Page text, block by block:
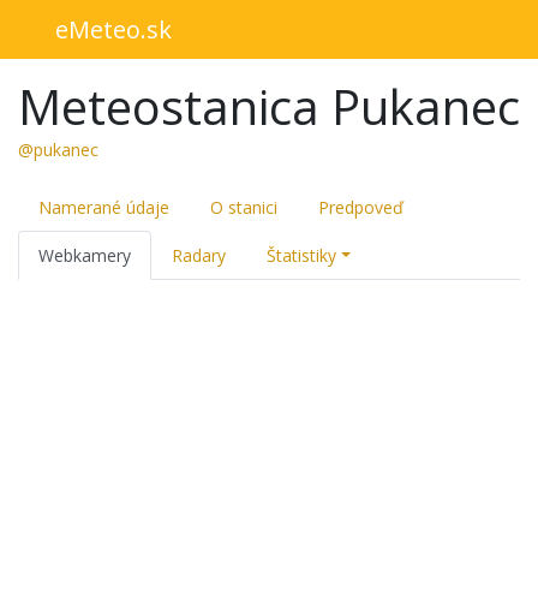
eMeteo.sk
Meteostanica Pukanec
@pukanec
Namerané údaje O stanici Predpoveď
Webkamery Radary Štatistiky